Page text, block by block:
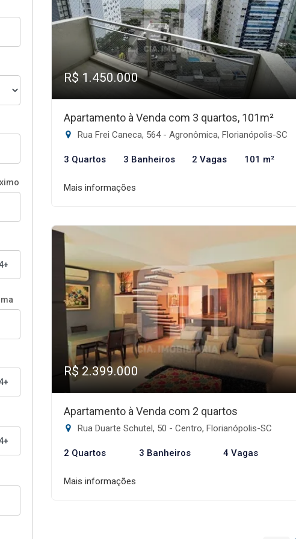
R$ 1.450.000
Apartamento à Venda com 3 quartos, 101m²
Rua Frei Caneca, 564 - Agronômica, Florianópolis-SC
3 Quartos 3 Banheiros 2 Vagas 101 m²
Mais informações
R$ 2.399.000
Apartamento à Venda com 2 quartos
Rua Duarte Schutel, 50 - Centro, Florianópolis-SC
2 Quartos 3 Banheiros 4 Vagas
Mais informações